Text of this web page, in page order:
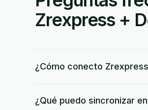
Zrexpress +
¿Cómo conecto
¿Qué puedo sincronizar